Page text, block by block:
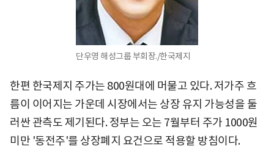
단우영 해성그룹 부회장./한국제지
한편 한국제지 주가는 800원대에 머물고 있다. 저가주 흐
름이 이어지는 가운데 시장에서는 상장 유지 가능성을 둘
러싼 관측도 제기된다. 정부는 오는 7월부터 주가 1000원
미만 '동전주'를 상장폐지 요건으로 적용할 방침이다.